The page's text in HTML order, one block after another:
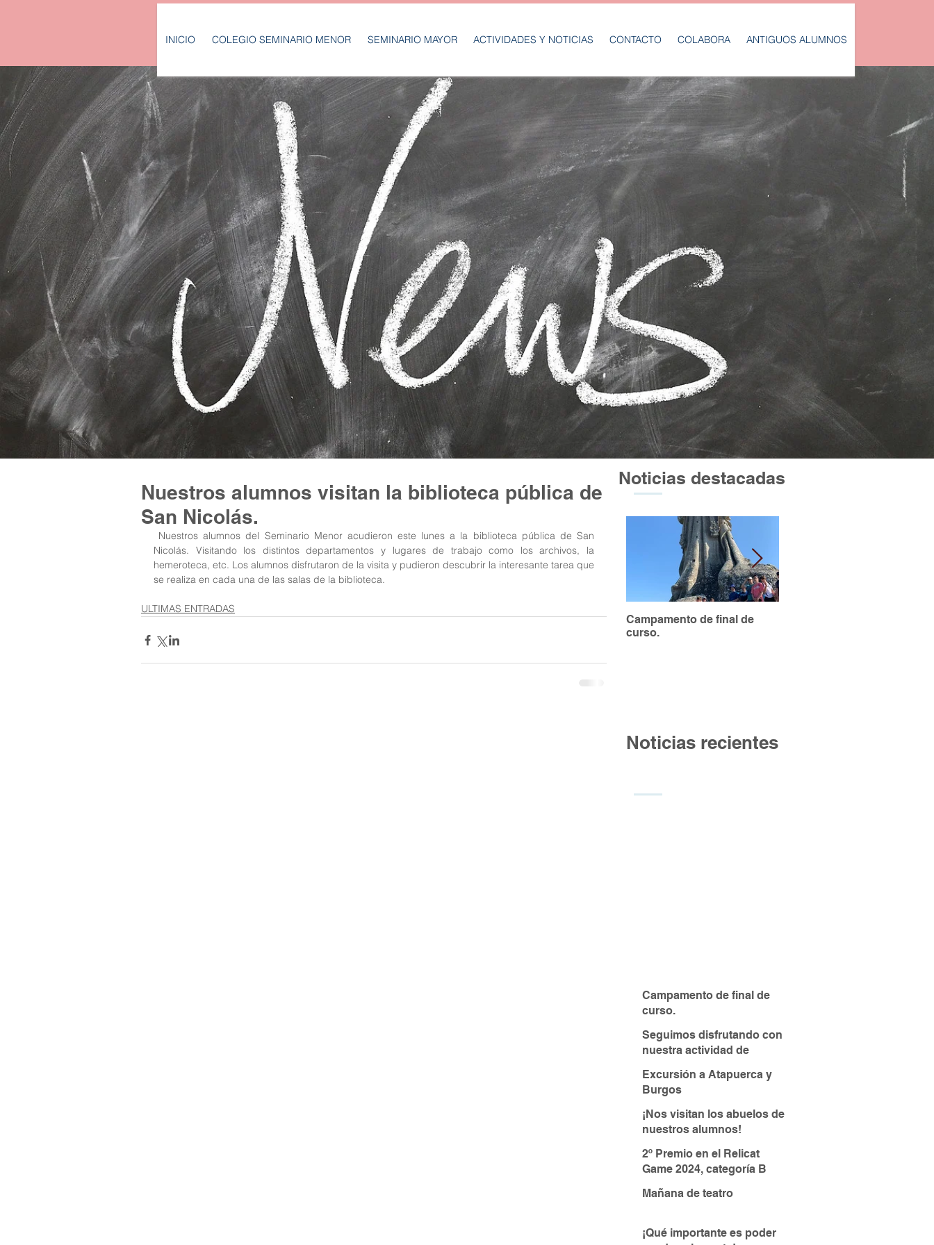
INICIO COLEGIO SEMINARIO MENOR SEMINARIO MAYOR ACTIVIDADES Y NOTICIAS CONTACTO COLABORA ANTIGUOS ALUMNOS
Noticias destacadas
Campamento de final de
curso.
Noticias recientes
Campamento de final de
curso.
Seguimos disfrutando con
nuestra actividad de
Excursión a Atapuerca y
Burgos
¡Nos visitan los abuelos de
nuestros alumnos!
2º Premio en el Relicat
Game 2024, categoría B
Mañana de teatro
¡Qué importante es poder
Nuestros alumnos visitan la biblioteca pública de
San Nicolás.
Nicolás. Visitando los distintos departamentos y lugares de trabajo como los archivos, la
hemeroteca, etc. Los alumnos disfrutaron de la visita y pudieron descubrir la interesante tarea que
se realiza en cada una de las salas de la biblioteca.
ULTIMAS ENTRADAS